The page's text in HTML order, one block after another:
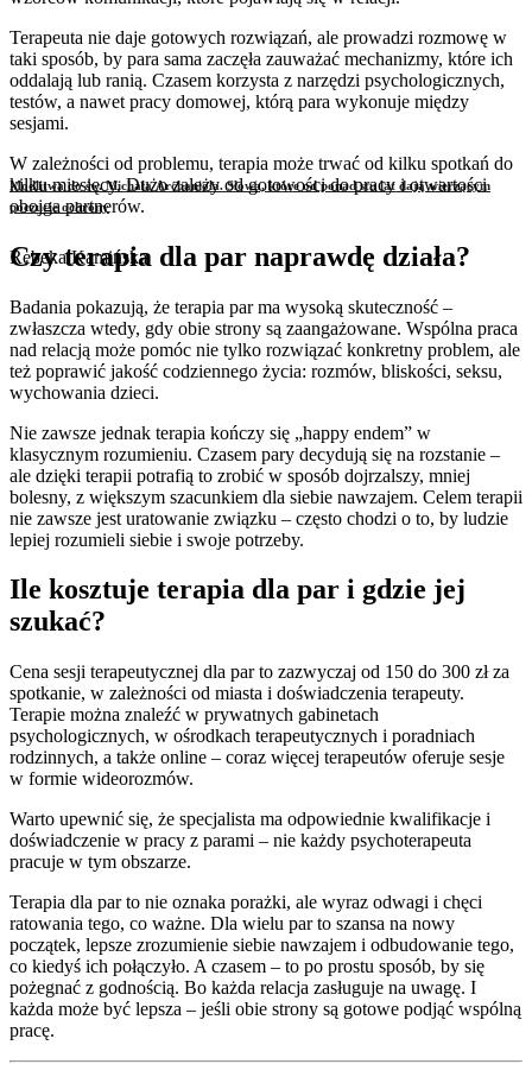
Modlitwa do św. Michała Archanioła. Słowa, które od ponad stu lat dają wierzącym
poczucie ochrony
Rebeka Kamińska
Terapeuta nie daje gotowych rozwiązań, ale prowadzi rozmowę w
taki sposób, by para sama zaczęła zauważać mechanizmy, które ich
oddalają lub ranią. Czasem korzysta z narzędzi psychologicznych,
testów, a nawet pracy domowej, którą para wykonuje między
sesjami.
W zależności od problemu, terapia może trwać od kilku spotkań do
kilku miesięcy. Dużo zależy od gotowości do pracy i otwartości
obojga partnerów.
Czy terapia dla par naprawdę działa?
Badania pokazują, że terapia par ma wysoką skuteczność –
zwłaszcza wtedy, gdy obie strony są zaangażowane. Wspólna praca
nad relacją może pomóc nie tylko rozwiązać konkretny problem, ale
też poprawić jakość codziennego życia: rozmów, bliskości, seksu,
wychowania dzieci.
Nie zawsze jednak terapia kończy się „happy endem” w
klasycznym rozumieniu. Czasem pary decydują się na rozstanie –
ale dzięki terapii potrafią to zrobić w sposób dojrzalszy, mniej
bolesny, z większym szacunkiem dla siebie nawzajem. Celem terapii
nie zawsze jest uratowanie związku – często chodzi o to, by ludzie
lepiej rozumieli siebie i swoje potrzeby.
Ile kosztuje terapia dla par i gdzie jej
szukać?
Cena sesji terapeutycznej dla par to zazwyczaj od 150 do 300 zł za
spotkanie, w zależności od miasta i doświadczenia terapeuty.
Terapie można znaleźć w prywatnych gabinetach
psychologicznych, w ośrodkach terapeutycznych i poradniach
rodzinnych, a także online – coraz więcej terapeutów oferuje sesje
w formie wideorozmów.
Warto upewnić się, że specjalista ma odpowiednie kwalifikacje i
doświadczenie w pracy z parami – nie każdy psychoterapeuta
pracuje w tym obszarze.
Terapia dla par to nie oznaka porażki, ale wyraz odwagi i chęci
ratowania tego, co ważne. Dla wielu par to szansa na nowy
początek, lepsze zrozumienie siebie nawzajem i odbudowanie tego,
co kiedyś ich połączyło. A czasem – to po prostu sposób, by się
pożegnać z godnością. Bo każda relacja zasługuje na uwagę. I
każda może być lepsza – jeśli obie strony są gotowe podjąć wspólną
pracę.